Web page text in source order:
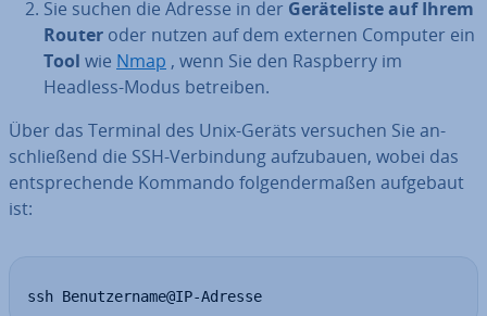
Sie suchen die Adresse in der Ge­rä­te­lis­te auf Ihrem
Router oder nutzen auf dem externen Computer ein
Tool wie Nmap , wenn Sie den Raspberry im
Headless-Modus betreiben.
Über das Terminal des Unix-Geräts versuchen Sie an­
schlie­ßend die SSH-Ver­bin­dung auf­zu­bau­en, wobei das
ent­spre­chen­de Kommando fol­gen­der­ma­ßen aufgebaut
ist:
ssh Benutzername@IP-Adresse